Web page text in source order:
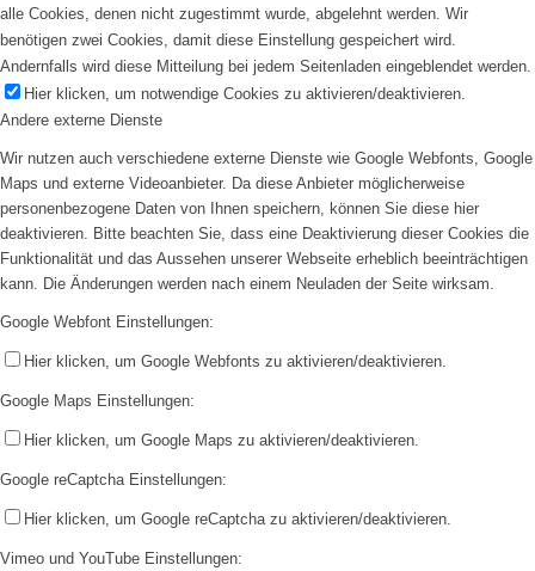
alle Cookies, denen nicht zugestimmt wurde, abgelehnt werden. Wir
benötigen zwei Cookies, damit diese Einstellung gespeichert wird.
Andernfalls wird diese Mitteilung bei jedem Seitenladen eingeblendet werden.
Hier klicken, um notwendige Cookies zu aktivieren/deaktivieren.
Andere externe Dienste
Wir nutzen auch verschiedene externe Dienste wie Google Webfonts, Google
Maps und externe Videoanbieter. Da diese Anbieter möglicherweise
personenbezogene Daten von Ihnen speichern, können Sie diese hier
deaktivieren. Bitte beachten Sie, dass eine Deaktivierung dieser Cookies die
Funktionalität und das Aussehen unserer Webseite erheblich beeinträchtigen
kann. Die Änderungen werden nach einem Neuladen der Seite wirksam.
Google Webfont Einstellungen:
Hier klicken, um Google Webfonts zu aktivieren/deaktivieren.
Google Maps Einstellungen:
Hier klicken, um Google Maps zu aktivieren/deaktivieren.
Google reCaptcha Einstellungen:
Hier klicken, um Google reCaptcha zu aktivieren/deaktivieren.
Vimeo und YouTube Einstellungen: